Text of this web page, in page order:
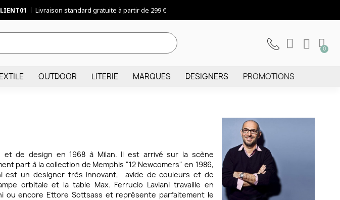
Livraison standard gratuite à partir de 299 €
OUTDOOR LITERIE MARQUES DESIGNERS PROMOTIONS
et de design en 1968 à Milan. Il est arrivé sur la scène
part à la collection de Memphis "12 Newcomers" en 1986,
est un designer très innovant, avide de couleurs et de
orbitale et la table Max. Ferrucio Laviani travaille en
ou encore Ettore Sottsass et représente parfaitement le